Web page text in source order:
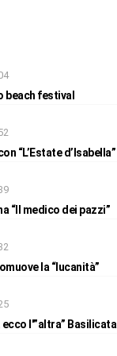
beach festival
“L’Estate d’Isabella”
“Il medico dei pazzi”
la “lucanità”
ecco l'”altra” Basilicata